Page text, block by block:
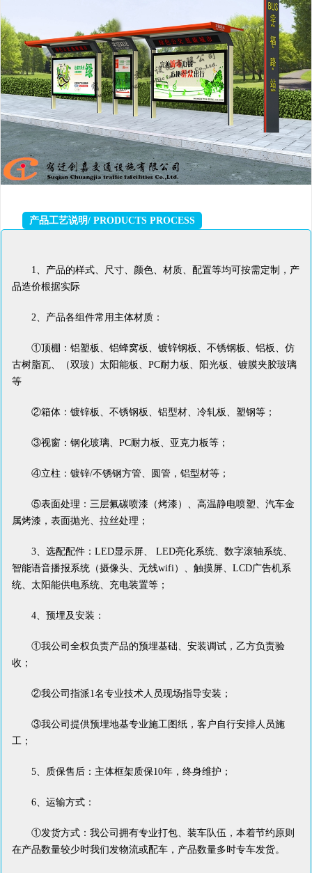
产品工艺说明/ PRODUCTS PROCESS
1、产品的样式、尺寸、颜色、材质、配置等均可按需定制，产
品造价根据实际
2、产品各组件常用主体材质：
①顶棚：铝塑板、铝蜂窝板、镀锌钢板、不锈钢板、铝板、仿
古树脂瓦、（双玻）太阳能板、PC耐力板、阳光板、镀膜夹胶玻璃
等
②箱体：镀锌板、不锈钢板、铝型材、冷轧板、塑钢等；
③视窗：钢化玻璃、PC耐力板、亚克力板等；
④立柱：镀锌/不锈钢方管、圆管，铝型材等；
⑤表面处理：三层氟碳喷漆（烤漆）、高温静电喷塑、汽车金
属烤漆，表面抛光、拉丝处理；
3、选配配件：LED显示屏、 LED亮化系统、数字滚轴系统、
智能语音播报系统（摄像头、无线wifi）、触摸屏、LCD广告机系
统、太阳能供电系统、充电装置等；
4、预埋及安装：
①我公司全权负责产品的预埋基础、安装调试，乙方负责验
收；
②我公司指派1名专业技术人员现场指导安装；
③我公司提供预埋地基专业施工图纸，客户自行安排人员施
工；
5、质保售后：主体框架质保10年，终身维护；
6、运输方式：
①发货方式：我公司拥有专业打包、装车队伍，本着节约原则
在产品数量较少时我们发物流或配车，产品数量多时专车发货。